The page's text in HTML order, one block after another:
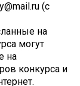
(c
на
могут
на
конкурса и